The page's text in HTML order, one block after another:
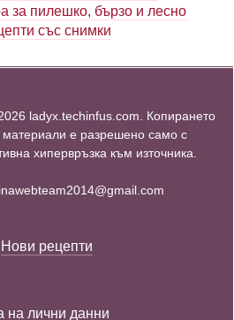
за пилешко, бързо и лесно
със снимки
ladyx.techinfus.com. Копирането
материали е разрешено само с
хипервръзка към източника.
Нови рецепти
на лични данни